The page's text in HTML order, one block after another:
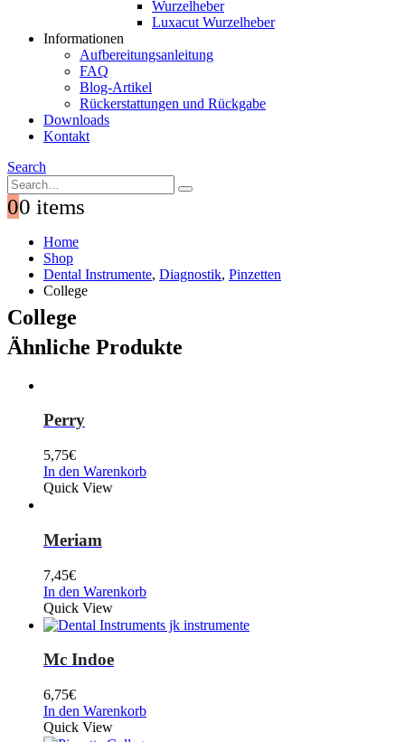
Wurzelheber
Luxacut Wurzelheber
Informationen
Aufbereitungsanleitung
FAQ
Blog-Artikel
Rückerstattungen und Rückgabe
Downloads
Kontakt
Search
00 items
Home
Shop
Dental Instrumente, Diagnostik, Pinzetten
College
College
Ähnliche Produkte
Perry
5,75€
In den Warenkorb
Quick View
Meriam
7,45€
In den Warenkorb
Quick View
Mc Indoe
6,75€
In den Warenkorb
Quick View